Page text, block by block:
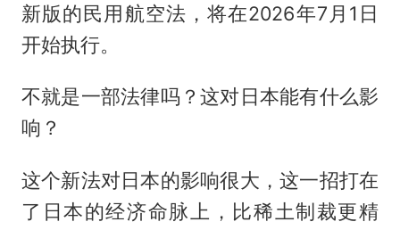
新版的民用航空法，将在2026年7月1日
开始执行。
不就是一部法律吗？这对日本能有什么影
响？
这个新法对日本的影响很大，这一招打在
了日本的经济命脉上，比稀土制裁更精